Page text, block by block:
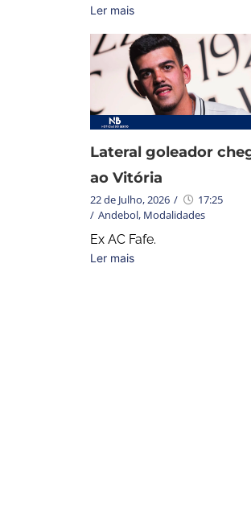
Ler mais
Lateral goleador
ao Vitória
22 de Julho, 2026 /
17:25
/ Andebol, Modalidades
Ex AC Fafe.
Ler mais